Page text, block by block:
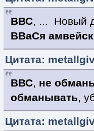
ВВС, ... Новый
ВВаСя
Цитата:
ВВС, не
обманывать,
Цитата: